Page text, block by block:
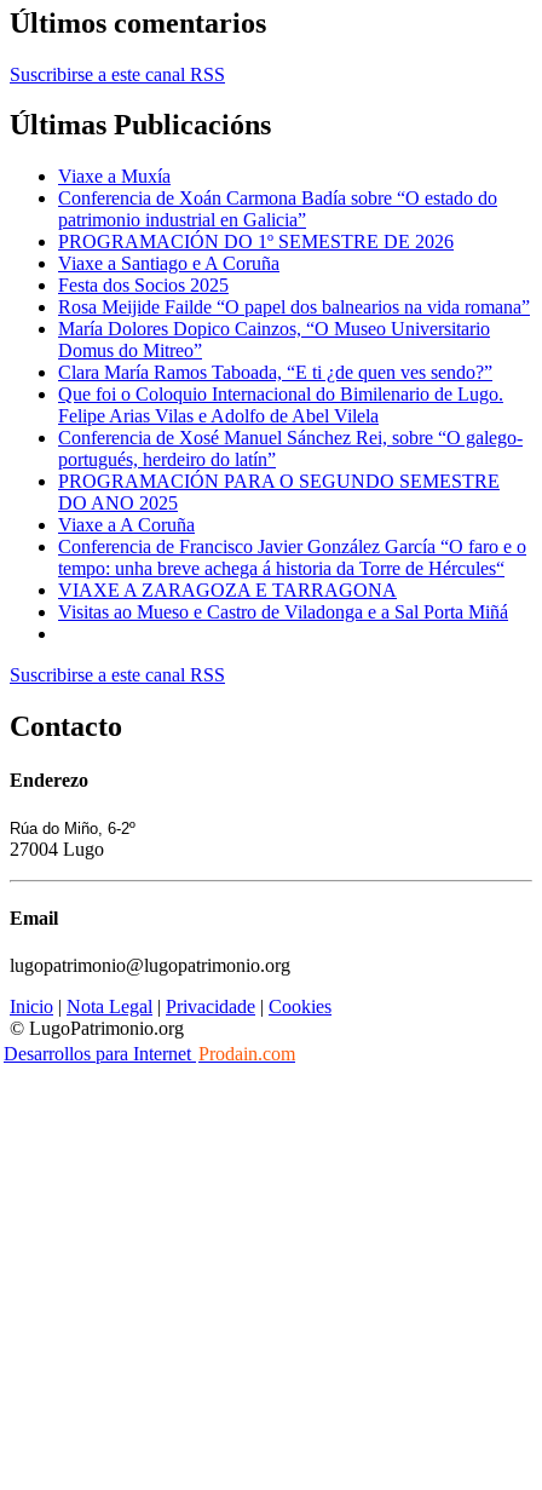
Últimos comentarios
Suscribirse a este canal RSS
Últimas Publicacións
Viaxe a Muxía
Conferencia de Xoán Carmona Badía sobre “O estado do
patrimonio industrial en Galicia”
PROGRAMACIÓN DO 1º SEMESTRE DE 2026
Viaxe a Santiago e A Coruña
Festa dos Socios 2025
Rosa Meijide Failde “O papel dos balnearios na vida romana”
María Dolores Dopico Cainzos, “O Museo Universitario
Domus do Mitreo”
Clara María Ramos Taboada, “E ti ¿de quen ves sendo?”
Que foi o Coloquio Internacional do Bimilenario de Lugo.
Felipe Arias Vilas e Adolfo de Abel Vilela
Conferencia de Xosé Manuel Sánchez Rei, sobre “O galego-
portugués, herdeiro do latín”
PROGRAMACIÓN PARA O SEGUNDO SEMESTRE
DO ANO 2025
Viaxe a A Coruña
Conferencia de Francisco Javier González García “O faro e o
tempo: unha breve achega á historia da Torre de Hércules“
VIAXE A ZARAGOZA E TARRAGONA
Visitas ao Mueso e Castro de Viladonga e a Sal Porta Miñá
Suscribirse a este canal RSS
Contacto
Enderezo
Rúa do Miño, 6-2º
27004 Lugo
Email
lugopatrimonio@lugopatrimonio.org
Inicio | Nota Legal | Privacidade | Cookies
© LugoPatrimonio.org
Desarrollos para Internet Prodain.com